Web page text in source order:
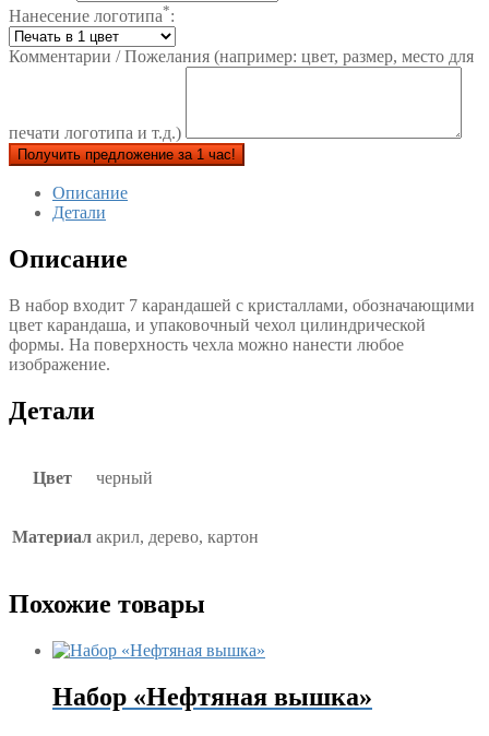
Нанесение логотипа*:
Комментарии / Пожелания (например: цвет, размер, место для
печати логотипа и т.д.)
Получить предложение за 1 час!
Описание
Детали
Описание
В набор входит 7 карандашей с кристаллами, обозначающими
цвет карандаша, и упаковочный чехол цилиндрической
формы. На поверхность чехла можно нанести любое
изображение.
Детали
Цвет черный
Материал акрил, дерево, картон
Похожие товары
Набор «Нефтяная вышка»